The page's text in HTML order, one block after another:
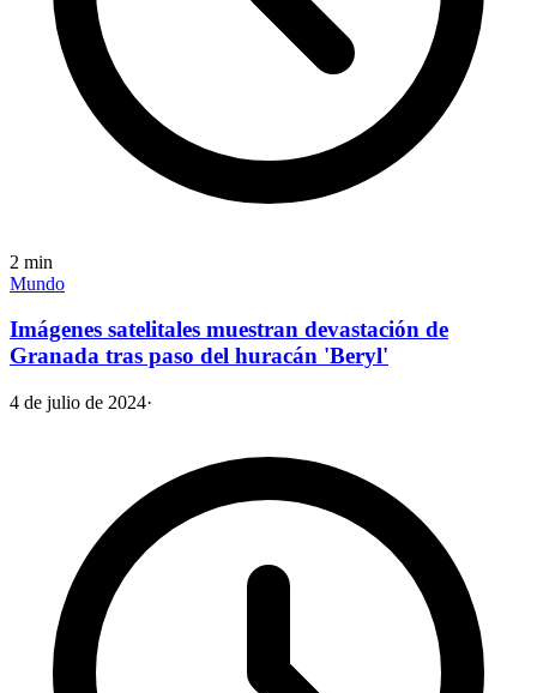
2 min
Mundo
Imágenes satelitales muestran devastación de
Granada tras paso del huracán 'Beryl'
4 de julio de 2024·